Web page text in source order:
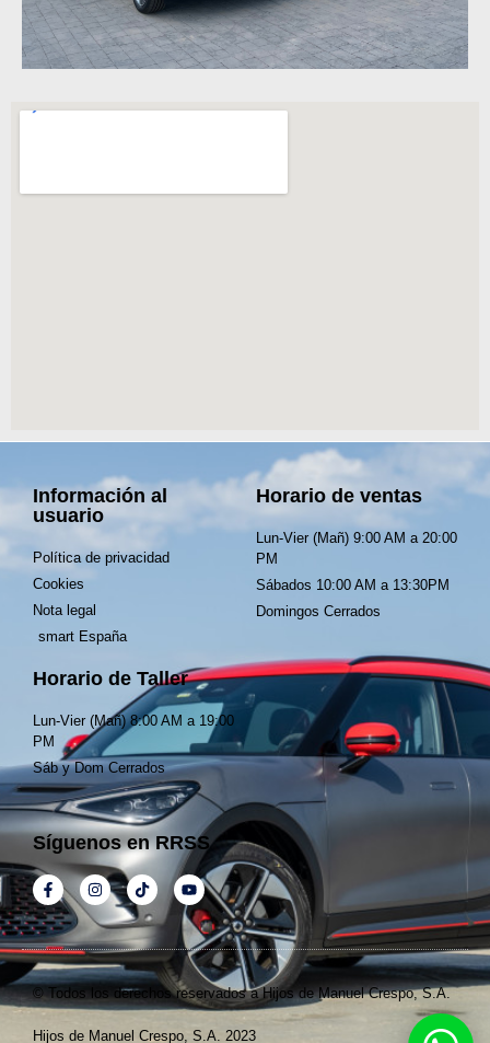
Información al
usuario
Política de privacidad
Cookies
Nota legal
smart España
Horario de ventas
Lun-Vier (Mañ) 9:00 AM a 20:00
PM
Sábados 10:00 AM a 13:30PM
Domingos Cerrados
Horario de Taller
Lun-Vier (Mañ) 8:00 AM a 19:00
PM
Sáb y Dom Cerrados
Síguenos en RRSS
© Todos los derechos reservados a Hijos de Manuel Crespo, S.A.
Hijos de Manuel Crespo, S.A. 2023